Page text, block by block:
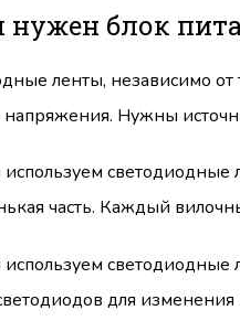
нужен блок
ленты, независимо
напряжения. Нужны
часть. Каждый
светодиодные
для